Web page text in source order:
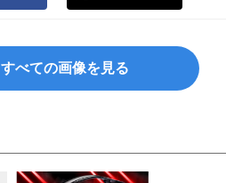
すべての画像を見る